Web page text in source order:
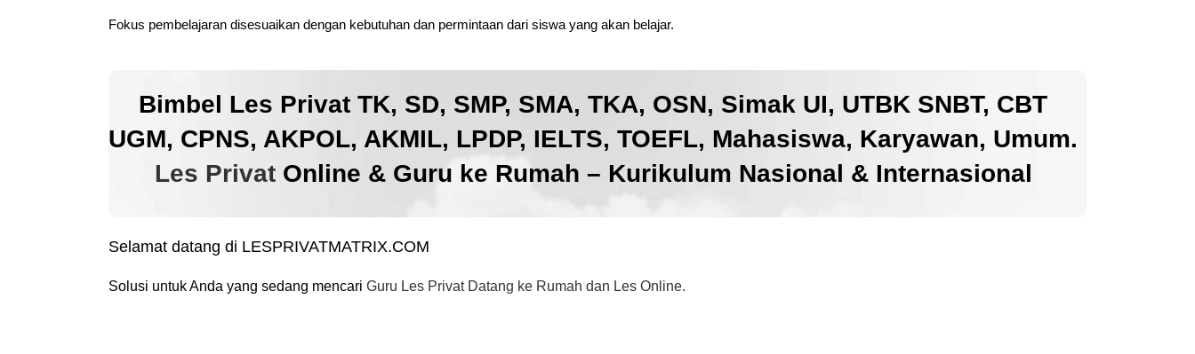
Fokus pembelajaran disesuaikan dengan kebutuhan dan permintaan dari siswa yang akan belajar.
Bimbel Les Privat TK, SD, SMP, SMA, TKA, OSN, Simak UI, UTBK SNBT, CBT
UGM, CPNS, AKPOL, AKMIL, LPDP, IELTS, TOEFL, Mahasiswa, Karyawan, Umum.
Les PrivatOnline & Guru ke Rumah – Kurikulum Nasional & Internasional
Selamat datang di LESPRIVATMATRIX.COM
Solusi untuk Anda yang sedang mencari Guru Les Privat Datang ke Rumah dan Les Online.